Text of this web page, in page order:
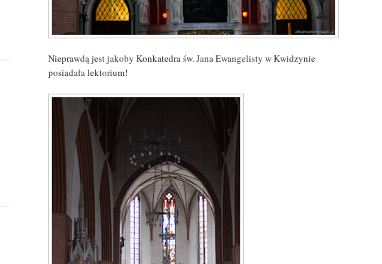
Nieprawdą jest jakoby Konkatedra św. Jana Ewangelisty w Kwidzynie
posiadała lektorium!